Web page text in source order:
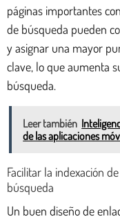
páginas importantes
de búsqueda pueden
y asignar una mayor
clave, lo que aumenta
búsqueda.
Leer también
de las aplicaciones
Facilitar la indexación
búsqueda
Un buen diseño de